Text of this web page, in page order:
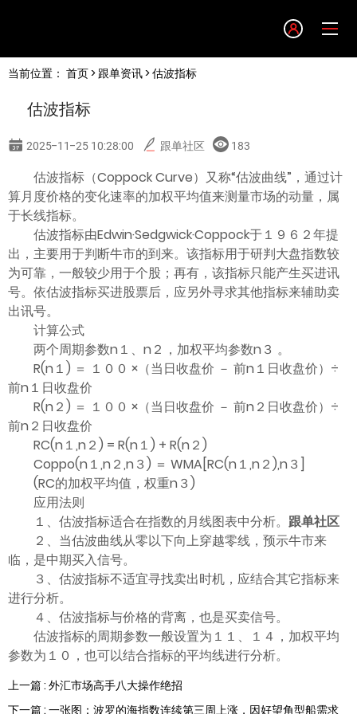
English
繁體中文
한글
日本語
Tiếng việt
ไทย
当前位置： 首页> 跟单资讯> 估波指标
估波指标
2025-11-25 10:28:00 跟单社区 183
估波指标（Coppock Curve）又称“估波曲线”，通过计
算月度价格的变化速率的加权平均值来测量市场的动量，属
于长线指标。
估波指标由Edwin·Sedgwick·Coppock于１９６２年提
出，主要用于判断牛市的到来。该指标用于研判大盘指数较
为可靠，一般较少用于个股；再有，该指标只能产生买进讯
号。依估波指标买进股票后，应另外寻求其他指标来辅助卖
出讯号。
计算公式
两个周期参数n１、n２，加权平均参数n３ 。
R(n１) ＝ １００ ×（当日收盘价 － 前n１日收盘价）÷
前n１日收盘价
R(n２) ＝ １００ ×（当日收盘价 － 前n２日收盘价）÷
前n２日收盘价
RC(n１,n２) = R(n１) + R(n２)
Coppo(n１,n２,n３) ＝ WMA[RC(n１,n２),n３]
(RC的加权平均值，权重n３)
应用法则
１、估波指标适合在指数的月线图表中分析。 跟单社区
２、当估波曲线从零以下向上穿越零线，预示牛市来
临，是中期买入信号。
３、估波指标不适宜寻找卖出时机，应结合其它指标来
进行分析。
４、估波指标与价格的背离，也是买卖信号。
估波指标的周期参数一般设置为１１、１４，加权平均
参数为１０，也可以结合指标的平均线进行分析。
上一篇 : 外汇市场高手八大操作绝招
下一篇 : 一张图：波罗的海指数连续第三周上涨，因好望角型船需求